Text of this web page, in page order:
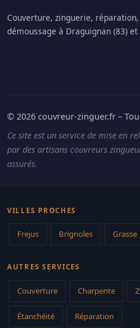
Couverture, zinguerie,
démoussage à Draguignan (83)
© 2026 couvreur-zinguer.fr –
Ce site est un service de mise en
par des artisans couvreurs
assurés.
VILLES PROCHES
Frejus Brignoles Grasse
AUTRES SERVICES
Couverture Charpente
Étanchéité Réparation